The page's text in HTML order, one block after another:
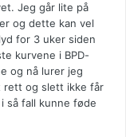
Jeg går lite på
og dette kan vel
for 3 uker siden
kurvene i BPD-
og nå lurer jeg
rett og slett ikke får
så fall kunne føde